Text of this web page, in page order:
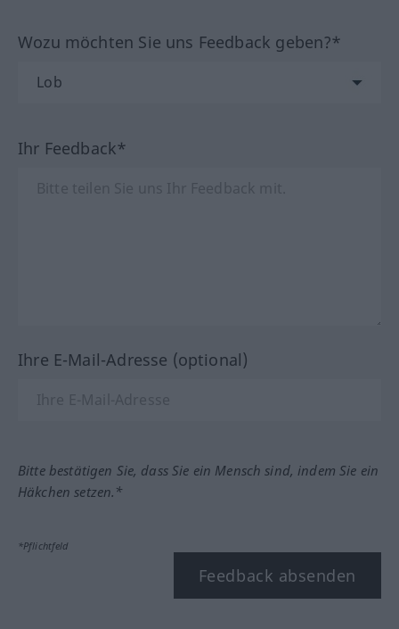
Wozu möchten Sie uns Feedback geben?*
Ihr Feedback*
Ihre E-Mail-Adresse (optional)
Bitte bestätigen Sie, dass Sie ein Mensch sind, indem Sie ein
Häkchen setzen.*
*Pflichtfeld
Feedback absenden